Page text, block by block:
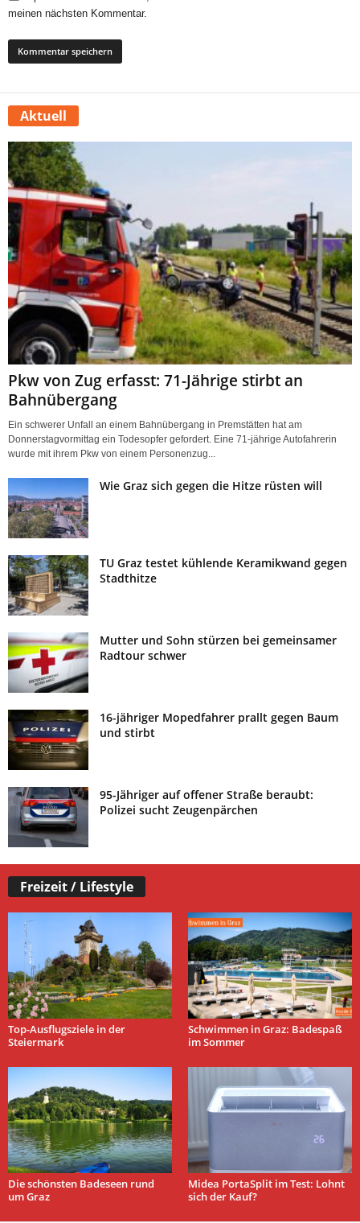
meinen nächsten Kommentar.
Aktuell
Pkw von Zug erfasst: 71-Jährige stirbt an
Bahnübergang
Ein schwerer Unfall an einem Bahnübergang in Premstätten hat am
Donnerstagvormittag ein Todesopfer gefordert. Eine 71-jährige Autofahrerin
wurde mit ihrem Pkw von einem Personenzug...
Wie Graz sich gegen die Hitze rüsten will
TU Graz testet kühlende Keramikwand gegen
Stadthitze
Mutter und Sohn stürzen bei gemeinsamer
Radtour schwer
16-jähriger Mopedfahrer prallt gegen Baum
und stirbt
95-Jähriger auf offener Straße beraubt:
Polizei sucht Zeugenpärchen
Freizeit / Lifestyle
Top-Ausflugsziele in der
Steiermark
Schwimmen in Graz: Badespaß
im Sommer
Die schönsten Badeseen rund
um Graz
Midea PortaSplit im Test: Lohnt
sich der Kauf?